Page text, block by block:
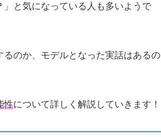
と気になっている人も多いようで
のか、モデルとなった実話はあるの
性について詳しく解説していきます！